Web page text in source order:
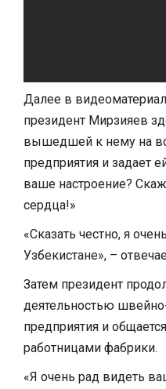
Далее в
президент Мирзияев
вышедшей к нему на
предприятия и задает
ваше настроение?
сердца!»
«Сказать честно, я
Узбекистане», –
Затем президент
деятельностью
предприятия и
работницами фабрики.​
«Я очень рад видеть